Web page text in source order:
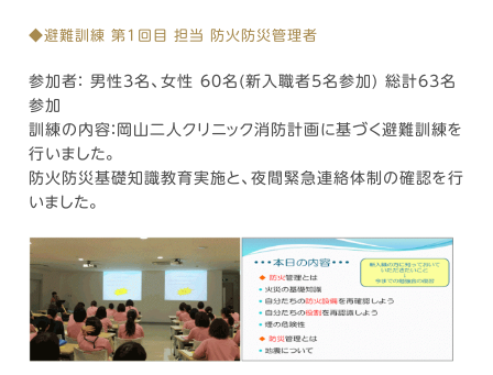
◆避難訓練 第1回目 担当 防火防災管理者
参加者： 男性3名、女性 60名(新入職者5名参加) 総計63名
参加
訓練の内容：岡山二人クリニック消防計画に基づく避難訓練を
行いました。
防火防災基礎知識教育実施と、夜間緊急連絡体制の確認を行
いました。